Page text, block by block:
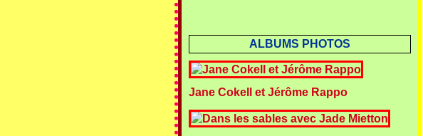
ALBUMS PHOTOS
Jane Cokell et Jérôme Rappo